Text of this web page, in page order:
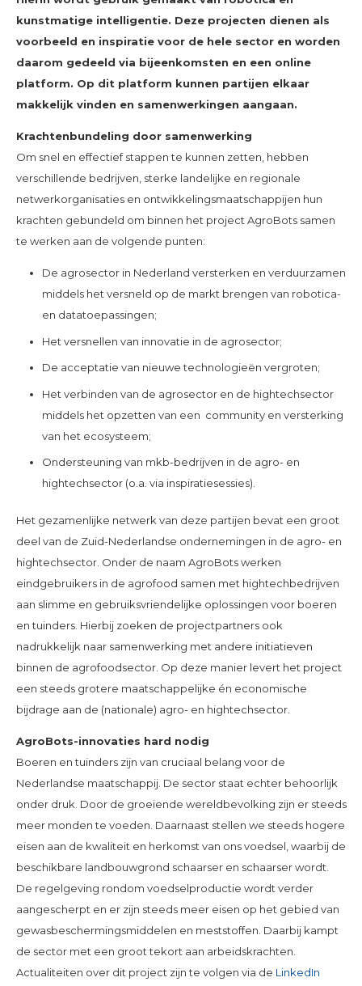
kunstmatige intelligentie. Deze projecten dienen als
voorbeeld en inspiratie voor de hele sector en worden
daarom gedeeld via bijeenkomsten en een online
platform. Op dit platform kunnen partijen elkaar
makkelijk vinden en samenwerkingen aangaan.
Krachtenbundeling door samenwerking
Om snel en effectief stappen te kunnen zetten, hebben
verschillende bedrijven, sterke landelijke en regionale
netwerkorganisaties en ontwikkelingsmaatschappijen hun
krachten gebundeld om binnen het project AgroBots samen
te werken aan de volgende punten:
De agrosector in Nederland versterken en verduurzamen
middels het versneld op de markt brengen van robotica-
en datatoepassingen;
Het versnellen van innovatie in de agrosector;
De acceptatie van nieuwe technologieën vergroten;
Het verbinden van de agrosector en de hightechsector
middels het opzetten van een community en versterking
van het ecosysteem;
Ondersteuning van mkb-bedrijven in de agro- en
hightechsector (o.a. via inspiratiesessies).
Het gezamenlijke netwerk van deze partijen bevat een groot
deel van de Zuid-Nederlandse ondernemingen in de agro- en
hightechsector. Onder de naam AgroBots werken
eindgebruikers in de agrofood samen met hightechbedrijven
aan slimme en gebruiksvriendelijke oplossingen voor boeren
en tuinders. Hierbij zoeken de projectpartners ook
nadrukkelijk naar samenwerking met andere initiatieven
binnen de agrofoodsector. Op deze manier levert het project
een steeds grotere maatschappelijke én economische
bijdrage aan de (nationale) agro- en hightechsector.
AgroBots-innovaties hard nodig
Boeren en tuinders zijn van cruciaal belang voor de
Nederlandse maatschappij. De sector staat echter behoorlijk
onder druk. Door de groeiende wereldbevolking zijn er steeds
meer monden te voeden. Daarnaast stellen we steeds hogere
eisen aan de kwaliteit en herkomst van ons voedsel, waarbij de
beschikbare landbouwgrond schaarser en schaarser wordt.
De regelgeving rondom voedselproductie wordt verder
aangescherpt en er zijn steeds meer eisen op het gebied van
gewasbeschermingsmiddelen en meststoffen. Daarbij kampt
de sector met een groot tekort aan arbeidskrachten.
Actualiteiten over dit project zijn te volgen via de LinkedIn